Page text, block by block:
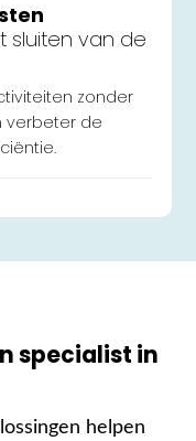
sluiten van de
zonder
de
specialist in
helpen